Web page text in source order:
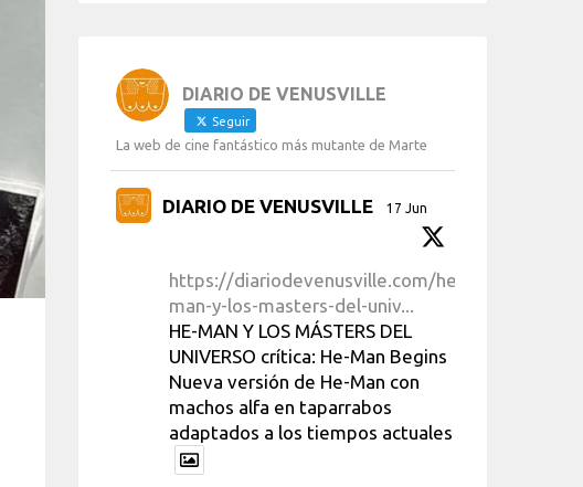
DIARIO DE VENUSVILLE
Seguir
La web de cine fantástico más mutante de Marte
DIARIO DE VENUSVILLE 17 Jun
https://diariodevenusville.com/he-
man-y-los-masters-del-univ...
HE-MAN Y LOS MÁSTERS DEL
UNIVERSO crítica: He-Man Begins
Nueva versión de He-Man con
machos alfa en taparrabos
adaptados a los tiempos actuales